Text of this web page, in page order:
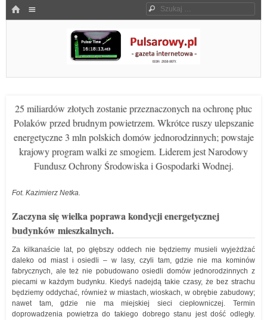
HOME Szukaj
Pulsarowy.pl
25 miliardów złotych zostanie przeznaczonych na ochronę płuc
Polaków przed brudnym powietrzem. Wkrótce ruszy ulepszanie
energetyczne 3 mln polskich domów jednorodzinnych; powstaje
krajowy program walki ze smogiem. Liderem jest Narodowy
Fundusz Ochrony Środowiska i Gospodarki Wodnej.
Fot. Kazimierz Netka.
Zaczyna się wielka poprawa kondycji energetycznej
budynków mieszkalnych.
Za kilkanaście lat, po głębszy oddech nie będziemy musieli wyjeżdżać
daleko od miast i osiedli – w lasy, czyli tam, gdzie nie ma kominów
fabrycznych, ale też nie pobudowano osiedli domów jednorodzinnych z
piecami w każdym budynku. Kiedyś nadejdą takie czasy, że bez strachu
będziemy oddychać, również w miastach, wioskach, w obrębie zabudowy;
nawet tam, gdzie nie ma miejskiej sieci ciepłowniczej. Termin
doprowadzenia powietrza do takiego dobrego stanu jest dość odległy.